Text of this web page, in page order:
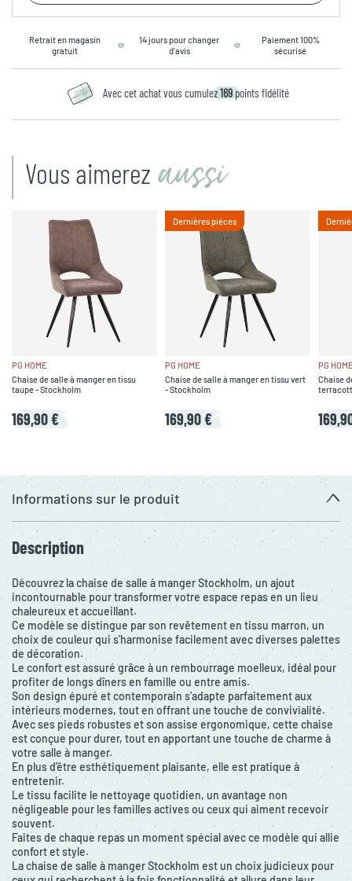
Retrait en magasin
gratuit
14 jours pour changer
d’avis
Paiement 100%
sécurisé
Avec cet achat vous cumulez169 points fidélité
Vous aimerez aussi
PG HOME
Chaise de salle à manger en tissu
taupe - Stockholm
169,90 €
Dernières pièces
PG HOME
Chaise de salle à manger en tissu vert
- Stockholm
169,90 €
PG
Chaise
Informations sur le produit
Description
Découvrez la chaise de salle à manger Stockholm, un ajout
incontournable pour transformer votre espace repas en un lieu
chaleureux et accueillant.
Ce modèle se distingue par son revêtement en tissu marron, un
choix de couleur qui s'harmonise facilement avec diverses palettes
de décoration.
Le confort est assuré grâce à un rembourrage moelleux, idéal pour
profiter de longs dîners en famille ou entre amis.
Son design épuré et contemporain s'adapte parfaitement aux
intérieurs modernes, tout en offrant une touche de convivialité.
Avec ses pieds robustes et son assise ergonomique, cette chaise
est conçue pour durer, tout en apportant une touche de charme à
votre salle à manger.
En plus d'être esthétiquement plaisante, elle est pratique à
entretenir.
Le tissu facilite le nettoyage quotidien, un avantage non
négligeable pour les familles actives ou ceux qui aiment recevoir
souvent.
Faites de chaque repas un moment spécial avec ce modèle qui allie
confort et style.
La chaise de salle à manger Stockholm est un choix judicieux pour